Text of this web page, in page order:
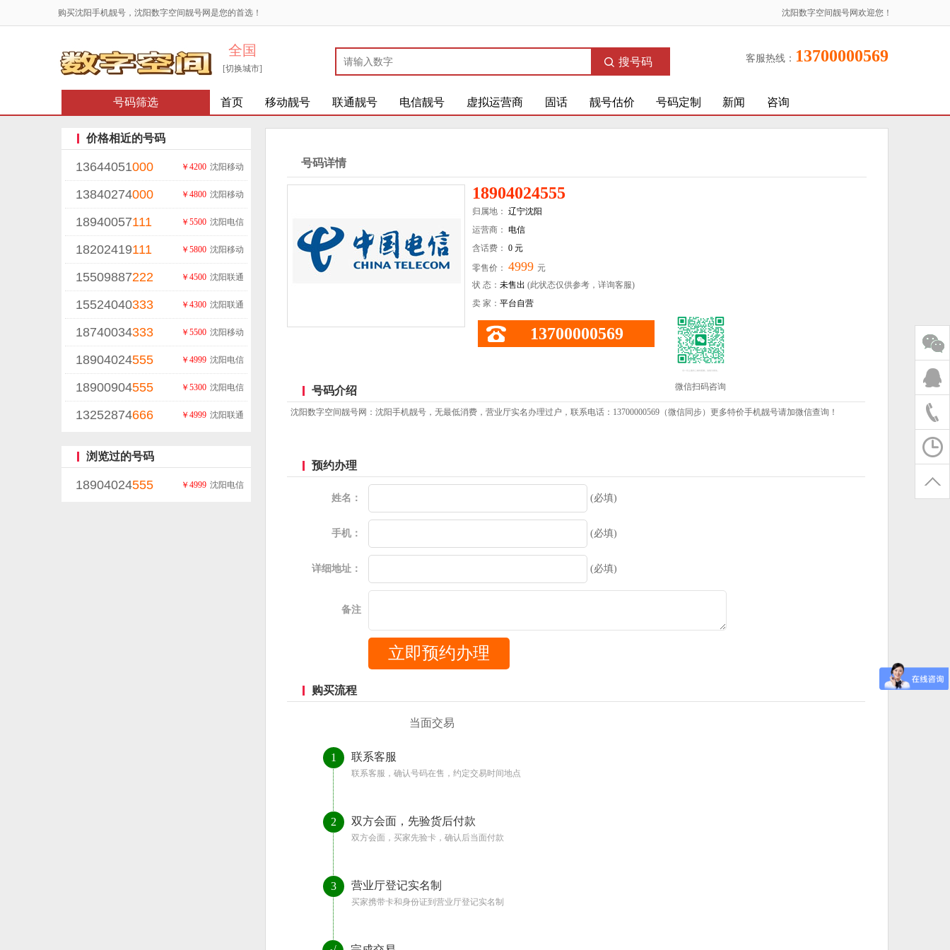
沈阳数字空间靓号网欢迎您！
购买沈阳手机靓号，沈阳数字空间靓号网是您的首选！
全国
[切换城市]
搜号码 客服热线： 13700000569
号码筛选 首页 移动靓号 联通靓号 电信靓号 虚拟运营商 固话 靓号估价 号码定制 新闻 咨询
价格相近的号码
13644051000 沈阳移动
￥4200
13840274000 沈阳移动
￥4800
18940057111 沈阳电信
￥5500
18202419111 沈阳移动
￥5800
15509887222 沈阳联通
￥4500
15524040333 沈阳联通
￥4300
18740034333 沈阳移动
￥5500
18904024555 沈阳电信
￥4999
18900904555 沈阳电信
￥5300
13252874666 沈阳联通
￥4999
浏览过的号码
18904024555 沈阳电信
￥4999
号码详情
18904024555
归属地： 辽宁沈阳
运营商： 电信
含话费： 0 元
零售价： 4999 元
状 态： 未售出 (此状态仅供参考，详询客服)
卖 家： 平台自营
13700000569
微信扫码咨询
号码介绍
沈阳数字空间靓号网：沈阳手机靓号，无最低消费，营业厅实名办理过户，联系电话：13700000569（微信同步）更多特价手机靓号请加微信查询！
预约办理
姓名： (必填)
手机： (必填)
详细地址： (必填)
备注
购买流程
当面交易
1 联系客服
联系客服，确认号码在售，约定交易时间地点
2 双方会面，先验货后付款
双方会面，买家先验卡，确认后当面付款
3 营业厅登记实名制
买家携带卡和身份证到营业厅登记实名制